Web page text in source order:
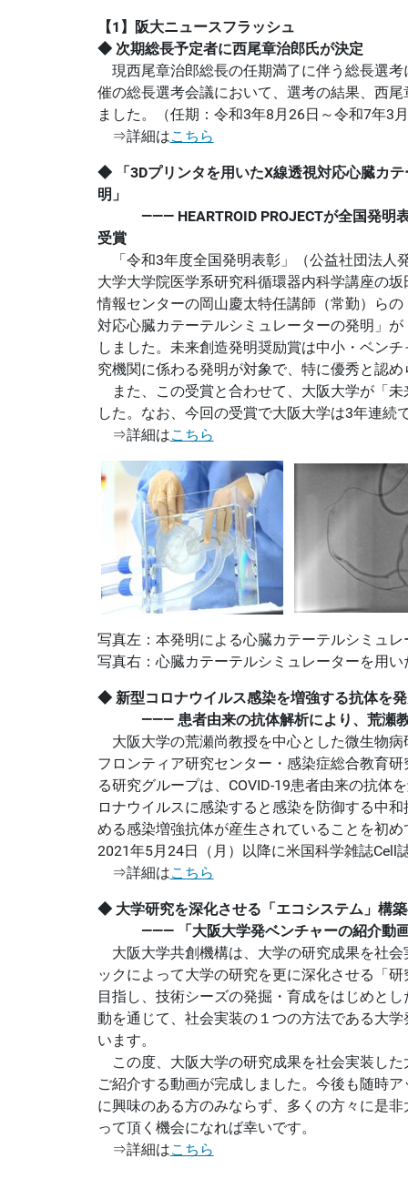
【1】阪大ニュースフラッシュ
◆ 次期総長予定者に西尾章治郎氏が決定
現西尾章治郎総長の任期満了に伴う総長選
催の総長選考会議において、選考の結果、西
ました。（任期：令和3年8月26日～令和7年3
⇒詳細はこちら
◆
「3Dプリンタを用いたX線透視対応心臓カ
明」
――― HEARTROID PROJECTが全国発明表
受賞
「令和3年度全国発明表彰」（公益社団法人
大学大学院医学系研究科循環器内科学講座の
情報センターの岡山慶太特任講師（常勤）ら
対応心臓カテーテルシミュレーターの発明」
しました。未来創造発明奨励賞は中小・ベン
究機関に係わる発明が対象で、特に優秀と認
また、この受賞と合わせて、大阪大学が「
した。なお、今回の受賞で大阪大学は3年連続
⇒詳細はこちら
写真左：本発明による心臓カテーテルシミュレ
写真右：心臓カテーテルシミュレーターを用
◆ 新型コロナウイルス感染を増強する抗体を
――― 患者由来の抗体解析により、荒瀬教
大阪大学の荒瀬尚教授を中心とした微生物
フロンティア研究センター・感染症総合教育
る研究グループは、COVID-19患者由来の抗体
ロナウイルスに感染すると感染を防御する中
める感染増強抗体が産生されていることを初
2021年5月24日（月）以降に米国科学雑誌Cell
⇒詳細はこちら
◆ 大学研究を深化させる「エコシステム」構
――― 「大阪大学発ベンチャーの紹介動画
大阪大学共創機構は、大学の研究成果を社
ックによって大学の研究を更に深化させる「
目指し、技術シーズの発掘・育成をはじめと
動を通じて、社会実装の１つの方法である大
います。
この度、大阪大学の研究成果を社会実装し
ご紹介する動画が完成しました。今後も随時
に興味のある方のみならず、多くの方々に是
って頂く機会になれば幸いです。
⇒詳細はこちら